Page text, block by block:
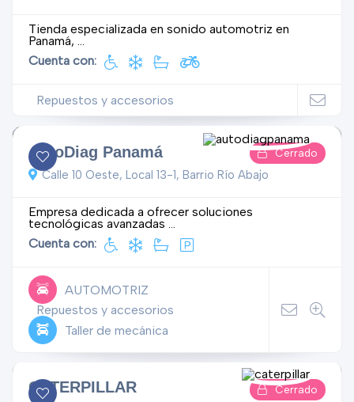
Tienda especializada en sonido automotriz en
Panamá, ...
Cuenta con:
Repuestos y accesorios
Cerrado
AutoDiag Panamá
Calle 10 Oeste, Local 13-1, Barrio Río Abajo
Empresa dedicada a ofrecer soluciones
tecnológicas avanzadas ...
Cuenta con:
AUTOMOTRIZ
Repuestos y accesorios
Taller de mecánica
Cerrado
CATERPILLAR